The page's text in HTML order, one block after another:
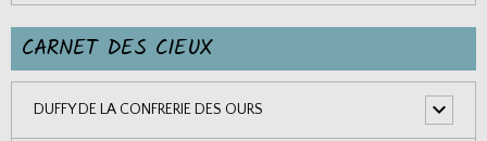
CARNET DES CIEUX
DUFFY DE LA CONFRERIE DES OURS